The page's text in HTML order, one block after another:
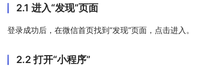
2.1 进入“发现”页面
登录成功后，在微信首页找到“发现”页面，点击进入。
2.2 打开“小程序”